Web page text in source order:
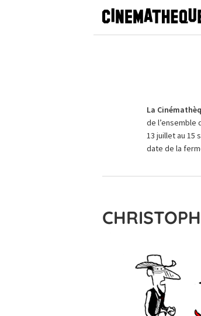
La
de
13 juillet au 15
date de la